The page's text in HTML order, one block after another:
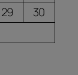
29
30